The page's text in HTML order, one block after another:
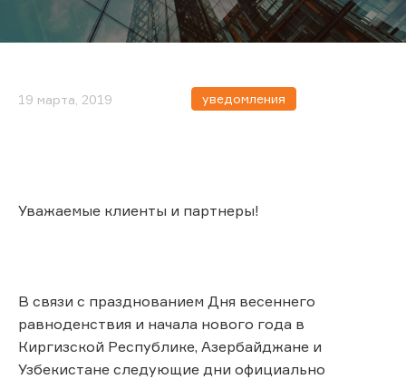
19 марта, 2019 уведомления
Уважаемые клиенты и партнеры!
В связи с празднованием Дня весеннего
равноденствия и начала нового года в
Киргизской Республике, Азербайджане и
Узбекистане следующие дни официально